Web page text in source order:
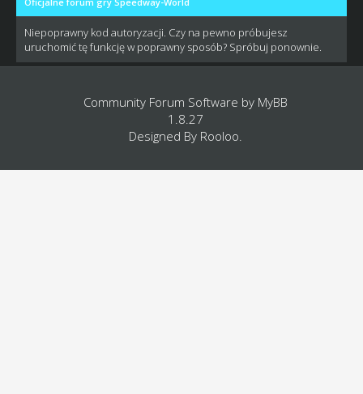
Niepoprawny kod autoryzacji. Czy na pewno próbujesz
uruchomić tę funkcję w poprawny sposób? Spróbuj ponownie.
Community Forum Software by MyBB
1.8.27
Designed By Rooloo.